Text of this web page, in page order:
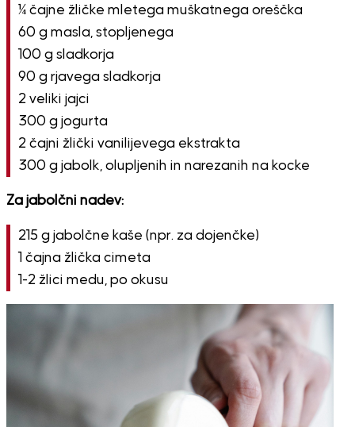
¼ čajne žličke mletega muškatnega oreščka
60 g masla, stopljenega
100 g sladkorja
90 g rjavega sladkorja
2 veliki jajci
300 g jogurta
2 čajni žlički vanilijevega ekstrakta
300 g jabolk, olupljenih in narezanih na kocke
Za jabolčni nadev:
215 g jabolčne kaše (npr. za dojenčke)
1 čajna žlička cimeta
1-2 žlici medu, po okusu